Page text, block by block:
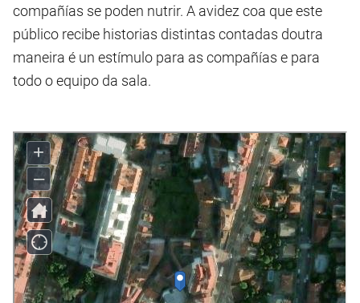
compañías se poden nutrir. A avidez coa que este
público recibe historias distintas contadas doutra
maneira é un estímulo para as compañías e para
todo o equipo da sala.